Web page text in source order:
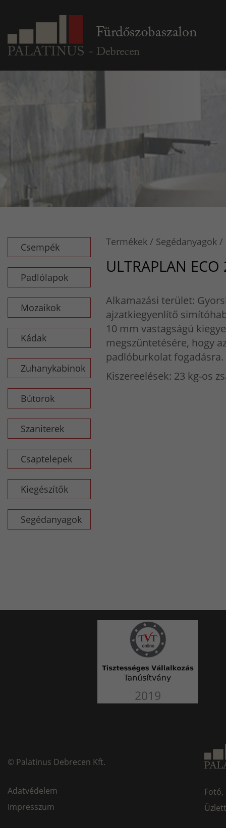
Csempék
Padlólapok
Mozaikok
Kádak
Zuhanykabinok
Bútorok
Szaniterek
Csaptelepek
Kiegészítők
Segédanyagok
Termékek Segédanyagok
ULTRAPLAN ECO
Alkamazási terület:
ajzatkiegyenlítő
10 mm vastagságú
megszüntetésére, hogy
padlóburkolat fogadásra.
Kiszereelések: 23 kg-os
© Palatinus Debrecen Kft.
Adatvédelem
Impresszum
Fotó,